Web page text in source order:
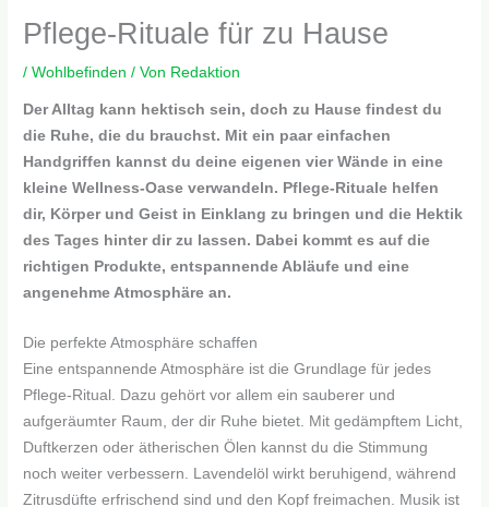
Pflege-Rituale für zu Hause
/Wohlbefinden / Von Redaktion
Der Alltag kann hektisch sein, doch zu Hause findest du
die Ruhe, die du brauchst. Mit ein paar einfachen
Handgriffen kannst du deine eigenen vier Wände in eine
kleine Wellness-Oase verwandeln. Pflege-Rituale helfen
dir, Körper und Geist in Einklang zu bringen und die Hektik
des Tages hinter dir zu lassen. Dabei kommt es auf die
richtigen Produkte, entspannende Abläufe und eine
angenehme Atmosphäre an.
Die perfekte Atmosphäre schaffen
Eine entspannende Atmosphäre ist die Grundlage für jedes
Pflege-Ritual. Dazu gehört vor allem ein sauberer und
aufgeräumter Raum, der dir Ruhe bietet. Mit gedämpftem Licht,
Duftkerzen oder ätherischen Ölen kannst du die Stimmung
noch weiter verbessern. Lavendelöl wirkt beruhigend, während
Zitrusdüfte erfrischend sind und den Kopf freimachen. Musik ist